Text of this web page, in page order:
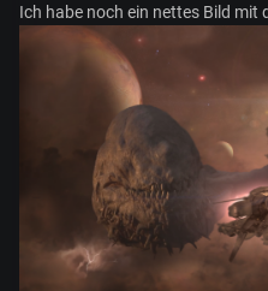
Ich habe noch ein nettes Bild mit